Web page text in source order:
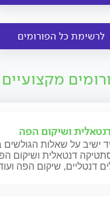
לרשימת כל הפורומים
מקצועיים
ושיקום הפה
ישיב על שאלות הגולשים
דנטאלית ושיקום
דנטליים, שיקום הפה